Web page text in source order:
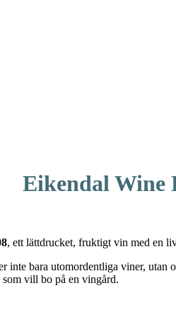
Eikendal Wine
, ett lättdrucket, fruktigt vin med en
inte bara utomordentliga viner, utan
vill bo på en vingård.